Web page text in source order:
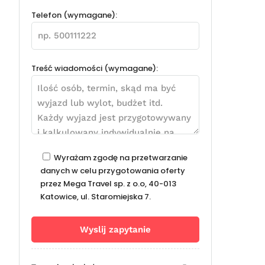
Telefon (wymagane):
Treść wiadomości (wymagane):
Wyrażam zgodę na przetwarzanie
danych w celu przygotowania oferty
przez Mega Travel sp. z o.o, 40-013
Katowice, ul. Staromiejska 7.